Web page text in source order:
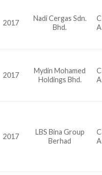
2017
Nadi Cergas Sdn.
Bhd.
2017
Mydin Mohamed
Holdings Bhd.
2017
LBS Bina Group
Berhad